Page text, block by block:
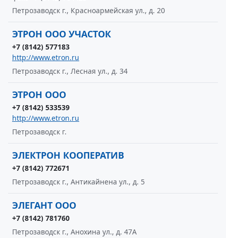
Петрозаводск г., Красноармейская ул., д. 20
ЭТРОН ООО УЧАСТОК
+7 (8142) 577183
http://www.etron.ru
Петрозаводск г., Лесная ул., д. 34
ЭТРОН ООО
+7 (8142) 533539
http://www.etron.ru
Петрозаводск г.
ЭЛЕКТРОН КООПЕРАТИВ
+7 (8142) 772671
Петрозаводск г., Антикайнена ул., д. 5
ЭЛЕГАНТ ООО
+7 (8142) 781760
Петрозаводск г., Анохина ул., д. 47А